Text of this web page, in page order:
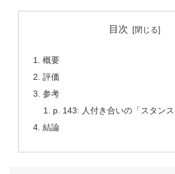
目次
概要
評価
参考
p. 143: 人付き合いの「スタン
結論